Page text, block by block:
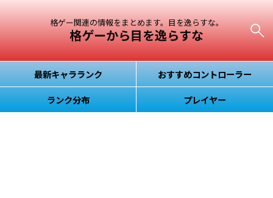
格ゲー関連の情報をまとめます。目を逸らすな。
格ゲーから目を逸らすな
最新キャラランク
おすすめコントローラー
ランク分布
プレイヤー